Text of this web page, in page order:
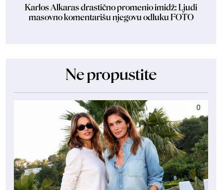
Karlos Alkaras drastično promenio imidž: Ljudi
masovno komentarišu njegovu odluku FOTO
Ne propustite
0